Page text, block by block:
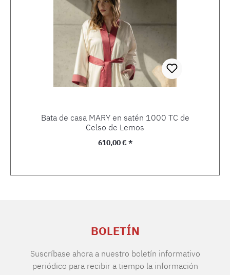
Bata de casa MARY en satén 1000 TC de
Celso de Lemos
Precio normal:
610,00 € *
BOLETÍN
Suscríbase ahora a nuestro boletín informativo
periódico para recibir a tiempo la información